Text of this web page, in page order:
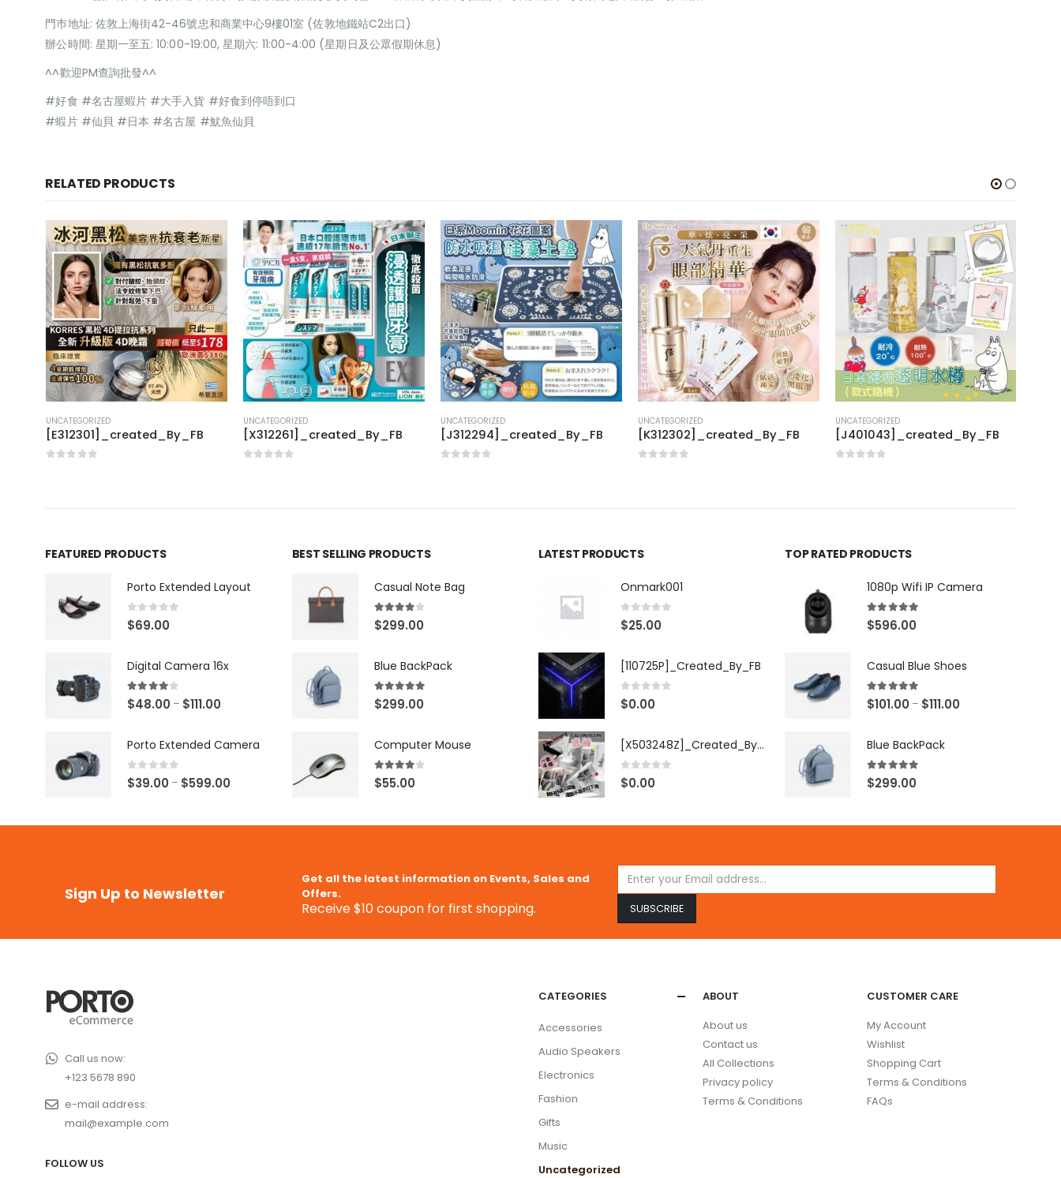
門巿地址: 佐敦上海街42-46號忠和商業中心9樓01室 (佐敦地鐵站C2出口)
辦公時間: 星期一至五: 10:00-19:00, 星期六: 11:00-4:00 (星期日及公眾假期休息)
^^歡迎PM查詢批發^^
#好食 #名古屋蝦片 #大手入貨 #好食到停唔到口
#蝦片 #仙貝 #日本 #名古屋 #魷魚仙貝
RELATED PRODUCTS
UNCATEGORIZED
[E312301]_created_By_FB
UNCATEGORIZED
[X312261]_created_By_FB
UNCATEGORIZED
[J312294]_created_By_FB
UNCATEGORIZED
[K312302]_created_By_FB
UNCATEGORIZED
[J401043]_created_By_FB
FEATURED PRODUCTS
Porto Extended Layout
0 out of 5
$69.00
Digital Camera 16x
4.00 out of 5
$48.00 – $111.00
Porto Extended Camera
0 out of 5
$39.00 – $599.00
BEST SELLING PRODUCTS
Casual Note Bag
4.00out of 5
$299.00
Blue BackPack
5.00out of 5
$299.00
Computer Mouse
4.00 out of 5
$55.00
LATEST PRODUCTS
Onmark001
0 out of 5
$25.00
[110725P]_Created_By_FB
0 out of 5
$0.00
[X503248Z]_Created_By_FB
0 out of 5
$0.00
TOP RATED PRODUCTS
1080p Wifi IP Camera
5.00out of 5
$596.00
Casual Blue Shoes
5.00 out of 5
$101.00 – $111.00
Blue BackPack
5.00out of 5
$299.00
Sign Up to Newsletter
Get all the latest information on Events, Sales and
Offers.
Receive $10 coupon for first shopping.
Call us now:
+123 5678 890
e-mail address:
mail@example.com
FOLLOW US
CATEGORIES
Accessories
Audio Speakers
Electronics
Fashion
Gifts
Music
Uncategorized
ABOUT
About us
Contact us
All Collections
Privacy policy
Terms & Conditions
CUSTOMER CARE
My Account
Wishlist
Shopping Cart
Terms & Conditions
FAQs